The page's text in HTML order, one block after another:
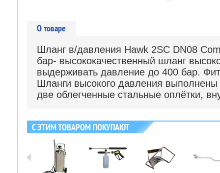
О товаре
Шланг в/давления Hawk 2SС DN08
бар- высококачественный шланг
выдерживать давление до 400 бар.
Шланги высокого давления выполнены
две облегченные стальные оплётки,
С ЭТИМ ТОВАРОМ ПОКУПАЮТ